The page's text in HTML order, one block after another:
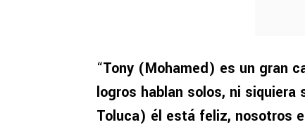
“Tony (Mohamed) es un gran
logros hablan solos, ni
Toluca) él está feliz, nosotros